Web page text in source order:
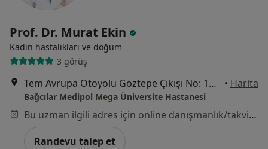
Prof. Dr. Murat Ekin
Kadın hastalıkları ve doğum
3 görüş
Tem Avrupa Otoyolu Göztepe Çıkışı No: 1Bağcılar, İstanbul • Harita
Bağcılar Medipol Mega Üniversite Hastanesi
Bu uzman ilgili adres için online danışmanlık/takvim sunmuyor.
Randevu talep et